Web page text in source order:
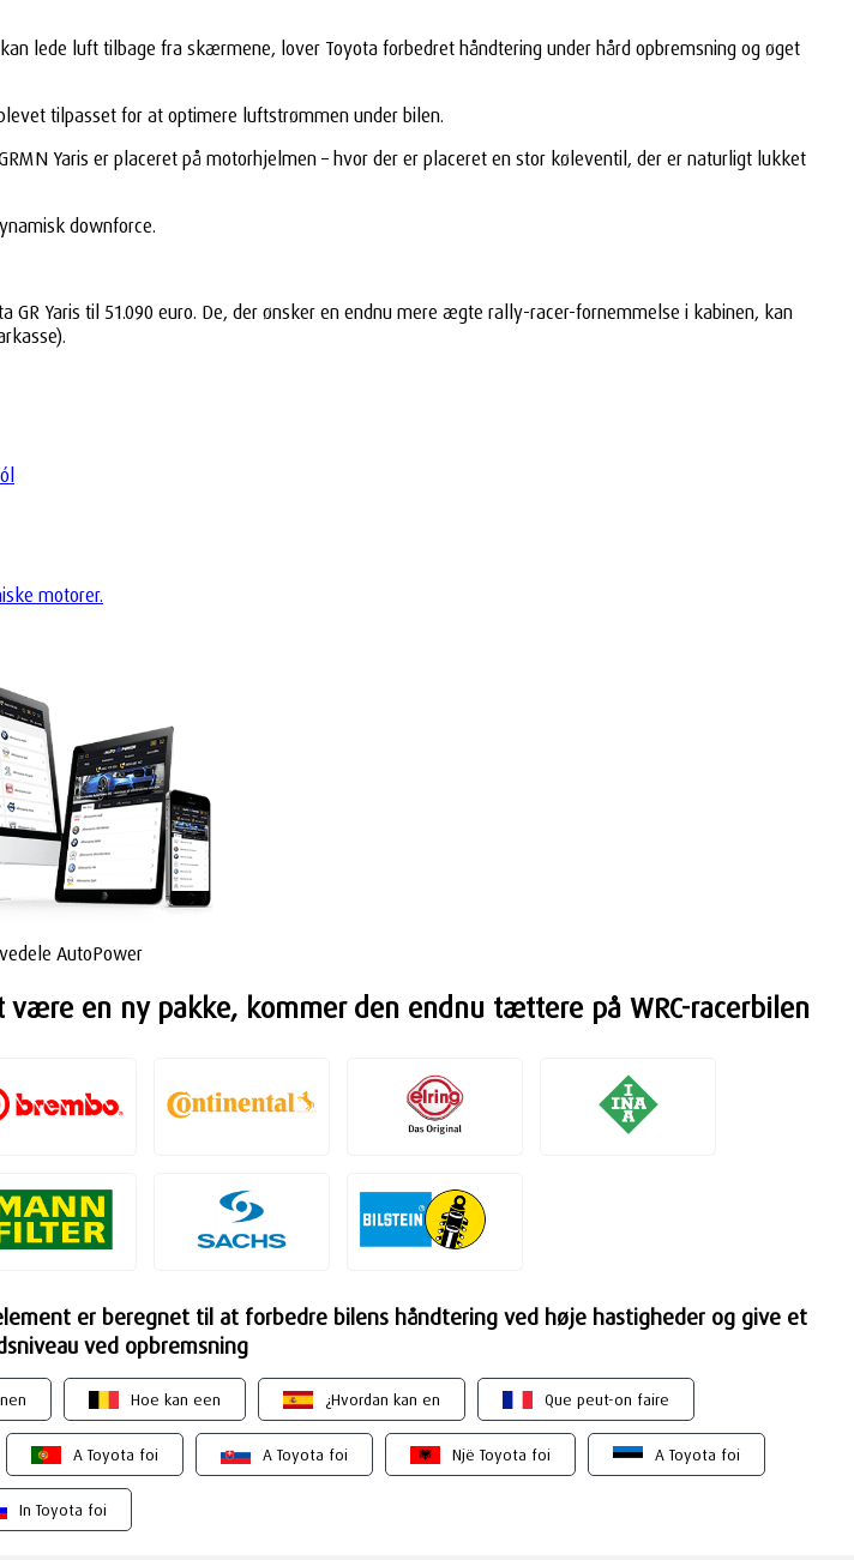
lede luft tilbage fra skærmene, lover Toyota forbedret håndtering under hård opbremsning og øget
tilpasset for at optimere luftstrømmen under bilen.
Yaris er placeret på motorhjelmen – hvor der er placeret en stor køleventil, der er naturligt lukket
downforce.
Yaris til 51.090 euro. De, der ønsker en endnu mere ægte rally-racer-fornemmelse i kabinen, kan
motorer.
AutoPower
en ny pakke, kommer den endnu tættere på WRC-racerbilen
er beregnet til at forbedre bilens håndtering ved høje hastigheder og give et
ved opbremsning
Hoe kan een ¿Hvordan kan en Que peut-on faire
A Toyota foi A Toyota foi Një Toyota foi A Toyota foi
In Toyota foi